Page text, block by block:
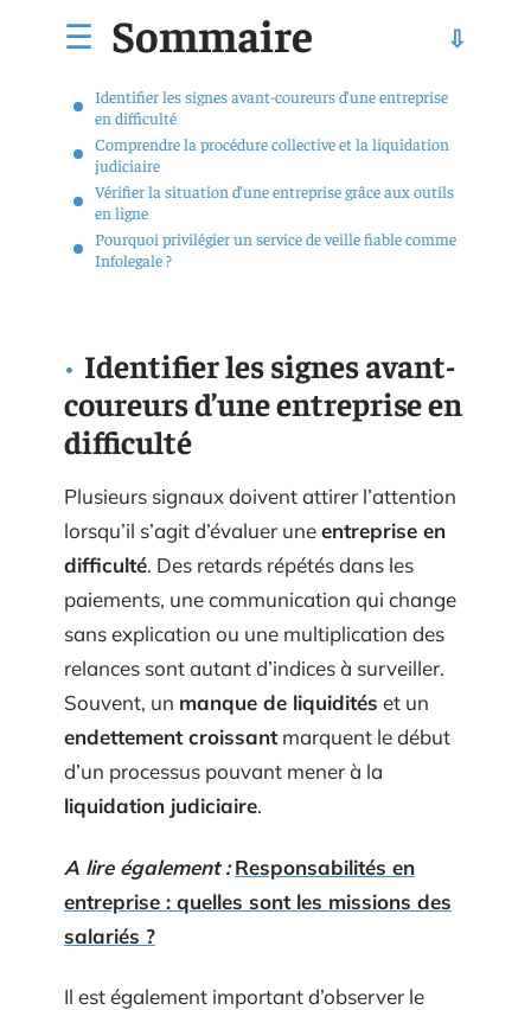
Sommaire
Identifier les signes avant-coureurs d’une entreprise
en difficulté
Comprendre la procédure collective et la liquidation
judiciaire
Vérifier la situation d’une entreprise grâce aux outils
en ligne
Pourquoi privilégier un service de veille fiable comme
Infolegale ?
Identifier les signes avant-
coureurs d’une entreprise en
difficulté
Plusieurs signaux doivent attirer l’attention
lorsqu’il s’agit d’évaluer uneentreprise en
difficulté. Des retards répétés dans les
paiements, une communication qui change
sans explication ou une multiplication des
relances sont autant d’indices à surveiller.
Souvent, un manque de liquidités et un
endettement croissantmarquent le début
d’un processus pouvant mener à la
liquidation judiciaire.
A lire également : Responsabilités en
entreprise : quelles sont les missions des
salariés ?
Il est également important d’observer le